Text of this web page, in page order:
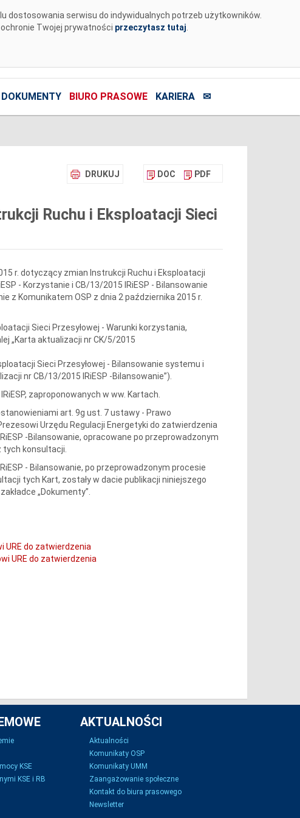
serwisu do indywidualnych potrzeb użytkowników.
Twojej prywatności przeczytasz tutaj
DOKUMENTY BIURO PRASOWE KARIERA ✉
DRUKUJ DOC PDF
Ruchu i Eksploatacji Sieci
r. dotyczący zmian Instrukcji Ruchu i Eksploatacji
- Korzystanie i CB/13/2015 IRiESP - Bilansowanie
z Komunikatem OSP z dnia 2 października 2015 r.
Sieci Przesyłowej - Warunki korzystania,
„Karta aktualizacji nr CK/5/2015
Sieci Przesyłowej - Bilansowanie systemu i
nr CB/13/2015 IRiESP -Bilansowanie”).
zaproponowanych w ww. Kartach.
art. 9g ust. 7 ustawy - Prawo
Urzędu Regulacji Energetyki do zatwierdzenia
-Bilansowanie, opracowane po przeprowadzonym
konsultacji.
- Bilansowanie, po przeprowadzonym procesie
tych Kart, zostały w dacie publikacji niniejszego
„Dokumenty”.
URE do zatwierdzenia
URE do zatwierdzenia
KSE
KSE i RB
AKTUALNOŚCI
Aktualności
Komunikaty OSP
Komunikaty UMM
Zaangażowanie społeczne
Kontakt do biura prasowego
Newsletter